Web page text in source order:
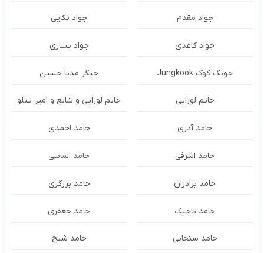
جواد مقدم جواد نکایی
جواد کاغذی جواد یساری
جونگ کوک Jungkook جیگر مدیا حسین
حاتم لورایی حاتم لورایی و شایع و امیر تتلو
حامد آذری حامد احمدی
حامد اشرفی حامد الماسی
حامد برادران حامد برزگری
حامد تاجیک حامد جعفری
حامد سنجابی حامد شیخ